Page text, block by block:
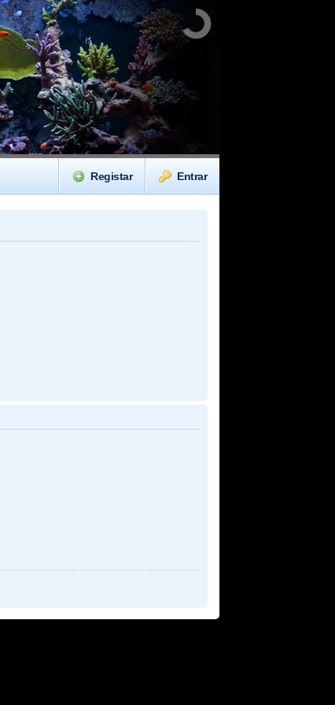
Entrar
Registar